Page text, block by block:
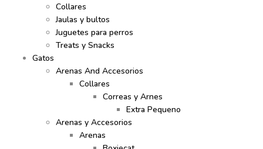
Collares
Jaulas y bultos
Juguetes para perros
Treats y Snacks
Gatos
Arenas And Accesorios
Collares
Correas y Arnes
Extra Pequeno
Arenas y Accesorios
Arenas